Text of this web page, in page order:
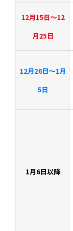
12月15日～12
月25日
12月26日～1月
5日
1月6日以降